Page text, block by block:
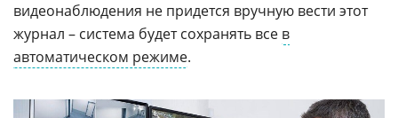
видеонаблюдения не придется вручную вести этот
журнал – система будет сохранять все в
автоматическом режиме.